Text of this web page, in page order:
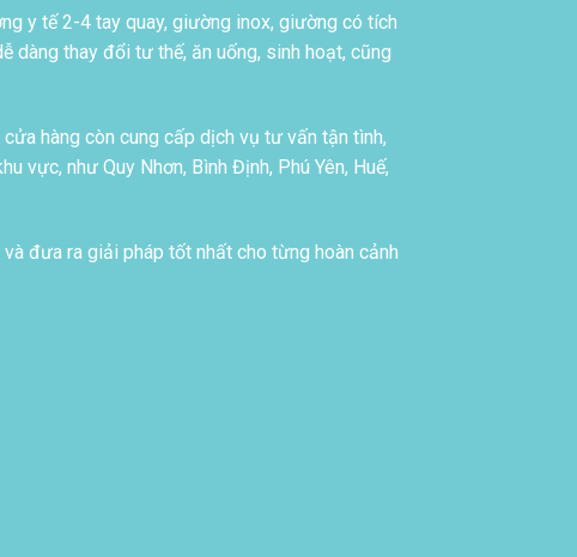
y tế 2-4 tay quay, giường inox, giường có tích
dàng thay đổi tư thế, ăn uống, sinh hoạt, cũng
hàng còn cung cấp dịch vụ tư vấn tận tình,
vực, như Quy Nhơn, Bình Định, Phú Yên, Huế,
đưa ra giải pháp tốt nhất cho từng hoàn cảnh